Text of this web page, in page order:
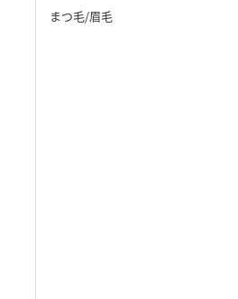
まつ毛/眉毛